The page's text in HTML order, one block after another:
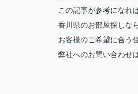
この記事が参考になれ
香川県のお部屋探しなら
お客様のご希望に合う
弊社へのお問い合わせ